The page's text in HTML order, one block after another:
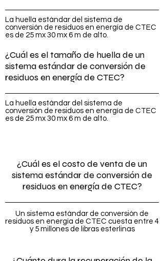
La huella estándar del sistema de
conversión de residuos en energía de CTEC
es de 25 mx 30 mx 6 m de alto.
¿Cuál es el tamaño de huella de un
sistema estándar de conversión de
residuos en energía de CTEC?
La huella estándar del sistema de
conversión de residuos en energía de CTEC
es de 25 mx 30 mx 6 m de alto.
¿Cuál es el costo de venta de un
sistema estándar de conversión de
residuos en energía de CTEC?
Un sistema estándar de conversión de
residuos en energía de CTEC cuesta entre 4
y 5 millones de libras esterlinas